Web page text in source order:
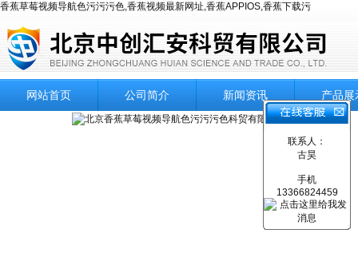
香蕉草莓视频导航色污污污色,香蕉视频最新网址,香蕉APPIOS,香蕉下载污
网站首页 公司简介 新闻资讯 产品展
联系人：
古昊
手机
13366824459